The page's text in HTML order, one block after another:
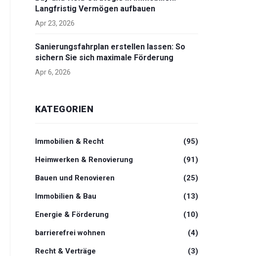
Langfristig Vermögen aufbauen
Apr 23, 2026
Sanierungsfahrplan erstellen lassen: So
sichern Sie sich maximale Förderung
Apr 6, 2026
KATEGORIEN
Immobilien & Recht (95)
Heimwerken & Renovierung (91)
Bauen und Renovieren (25)
Immobilien & Bau (13)
Energie & Förderung (10)
barrierefrei wohnen (4)
Recht & Verträge (3)